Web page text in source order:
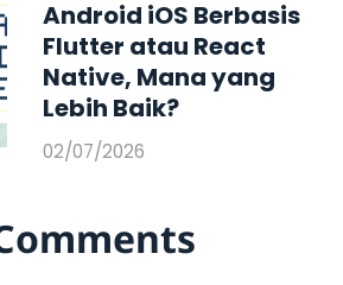
Android iOS Berbasis
Flutter atau React
Native, Mana yang
Lebih Baik?
02/07/2026